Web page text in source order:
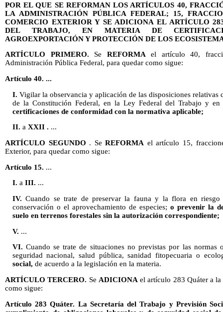
POR EL QUE SE REFORMAN LOS ARTÍCULOS 40,
LA ADMINISTRACIÓN PÚBLICA FEDERAL; 15,
COMERCIO EXTERIOR Y SE ADICIONA EL ARTÍCULO
DEL TRABAJO, EN MATERIA DE
AGROEXPORTACIÓN Y PROTECCIÓN DE LOS
ARTÍCULO PRIMERO. Se REFORMAel artículo 40,
Administración Pública Federal, para quedar como sigue:
Artículo 40. ...
I. Vigilar la observancia y aplicación de las disposiciones relativas
de la Constitución Federal, en la Ley Federal del Trabajo y en
certificaciones de conformidad con la normativa aplicable;
II. a XXII . ...
ARTÍCULO SEGUNDO . SeREFORMA el artículo 15,
Exterior, para quedar como sigue:
Artículo 15. ...
I. a III. ...
IV. Cuando se trate de preservar la fauna y la flora en
conservación o el aprovechamiento de especies;o prevenir la
suelo en terrenos forestales sin la autorización correspondiente;
V. ...
VI. Cuando se trate de situaciones no previstas por las normas
seguridad nacional, salud pública, sanidad fitopecuaria o
social,de acuerdo a la legislación en la materia.
ARTÍCULO TERCERO. Se ADICIONA el artículo 283 Quáter a
como sigue:
Artículo 283 Quáter. La Secretaría del Trabajo y Previsión